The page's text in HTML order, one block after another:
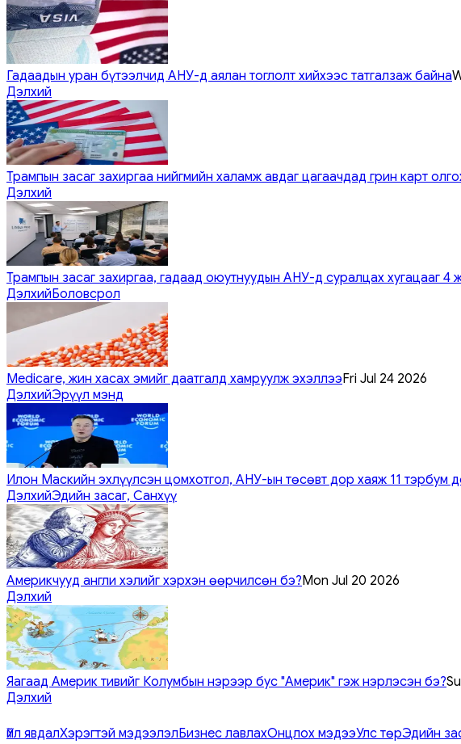
Гадаадын уран бүтээлчид АНУ-д аялан тоглолт хийхээс татгалзаж байна
Дэлхий
Трампын засаг захиргаа нийгмийн халамж авдаг цагаачдад грин карт
Дэлхий
Трампын засаг захиргаа, гадаад оюутнуудын АНУ-д суралцах хугацааг 4
ДэлхийБоловсрол
Medicare, жин хасах эмийг даатгалд хамруулж эхэллээFri Jul 24 2026
ДэлхийЭрүүл мэнд
Илон Маскийн эхлүүлсэн цомхотгол, АНУ-ын төсөвт дор хаяж 11 тэрбум
ДэлхийЭдийн засаг, Санхүү
Америкчууд англи хэлийг хэрхэн өөрчилсөн бэ?Mon Jul 20 2026
Дэлхий
Яагаад Америк тивийг Колумбын нэрээр бус "Америк" гэж нэрлэсэн бэ?
Дэлхий
Үйл явдалХэрэгтэй мэдээлэлБизнес лавлахОнцлох мэдээУлс төрЭдийн